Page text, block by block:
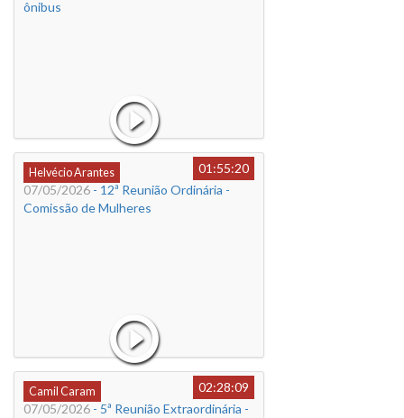
ônibus
Helvécio Arantes
01:55:20
07/05/2026 - 12ª Reunião Ordinária -
Comissão de Mulheres
Camil Caram
02:28:09
07/05/2026 - 5ª Reunião Extraordinária -